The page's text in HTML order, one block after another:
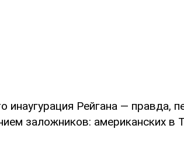
инаугурация Рейгана — правда,
заложников: американских в